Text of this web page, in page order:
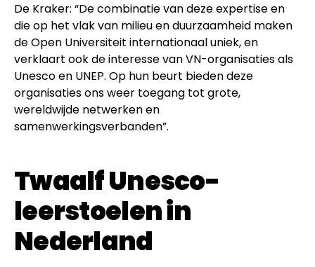
De Kraker: “De combinatie van deze expertise en
die op het vlak van milieu en duurzaamheid maken
de Open Universiteit internationaal uniek, en
verklaart ook de interesse van VN-organisaties als
Unesco en UNEP. Op hun beurt bieden deze
organisaties ons weer toegang tot grote,
wereldwijde netwerken en
samenwerkingsverbanden”.
Twaalf Unesco-
leerstoelen in
Nederland